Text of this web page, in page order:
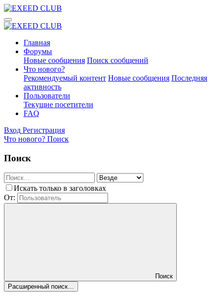
Главная
Форумы
Новые сообщения Поиск сообщений
Что нового?
Рекомендуемый контент Новые сообщения Последняя
активность
Пользователи
Текущие посетители
FAQ
Вход Регистрация
Что нового? Поиск
Поиск
Искать только в заголовках
От:
Поиск
Расширенный поиск…